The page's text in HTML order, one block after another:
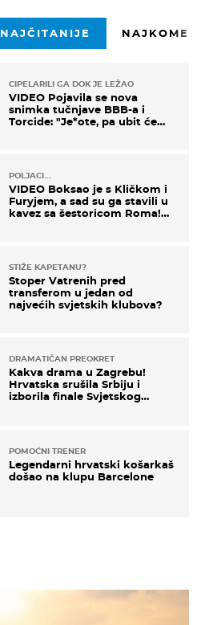
NAJČITANIJE
CIPELARILI GA DOK JE LEŽAO
VIDEO Pojavila se nova
snimka tučnjave BBB-a i
Torcide: "Je*ote, pa ubit će
POLJACI...
VIDEO Boksao je s Kličkom i
Furyjem, a sad su ga stavili u
kavez sa šestoricom Roma!
STIŽE KAPETANU?
Stoper Vatrenih pred
transferom u jedan od
najvećih svjetskih klubova?
DRAMATIČAN PREOKRET
Kakva drama u Zagrebu!
Hrvatska srušila Srbiju i
izborila finale Svjetskog
POMOĆNI TRENER
Legendarni hrvatski košarkaš
došao na klupu Barcelone